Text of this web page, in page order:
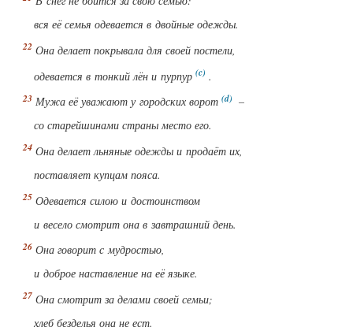
вся её семья одевается в двойные одежды.
Она делает покрывала для своей постели,
одевается в тонкий лён и пурпур
.
Мужа её уважают у городских ворот
–
со старейшинами страны место его.
Она делает льняные одежды и продаёт их,
поставляет купцам пояса.
Одевается силою и достоинством
и весело смотрит она в завтрашний день.
Она говорит с мудростью,
и доброе наставление на её языке.
Она смотрит за делами своей семьи;
хлеб безделья она не ест.